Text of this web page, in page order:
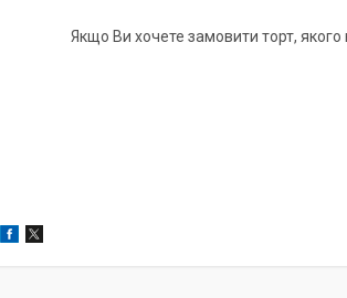
Якщо Ви хочете замовити торт,